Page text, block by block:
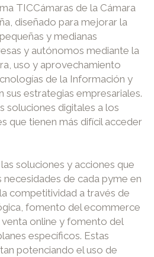
TICCámaras de la Cámara
diseñado para mejorar la
y medianas
y autónomos mediante la
uso y aprovechamiento
de la Información y
sus estrategias empresariales.
soluciones digitales a los
que tienen más difícil acceder
soluciones y acciones que
de cada pyme en
competitividad a través de
fomento del ecommerce
online y fomento del
específicos. Estas
potenciando el uso de